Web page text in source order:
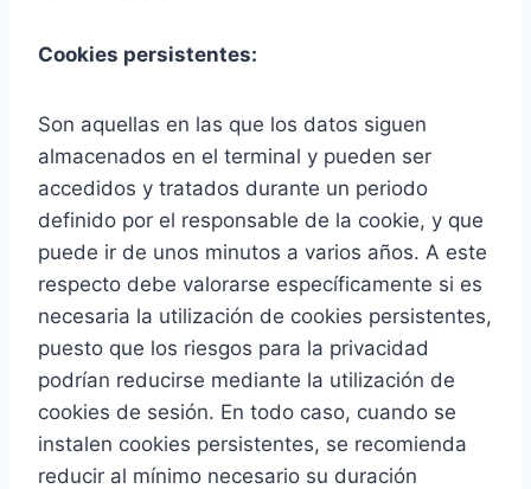
Cookies persistentes:
Son aquellas en las que los datos siguen
almacenados en el terminal y pueden ser
accedidos y tratados durante un periodo
definido por el responsable de la cookie, y que
puede ir de unos minutos a varios años. A este
respecto debe valorarse específicamente si es
necesaria la utilización de cookies persistentes,
puesto que los riesgos para la privacidad
podrían reducirse mediante la utilización de
cookies de sesión. En todo caso, cuando se
instalen cookies persistentes, se recomienda
reducir al mínimo necesario su duración